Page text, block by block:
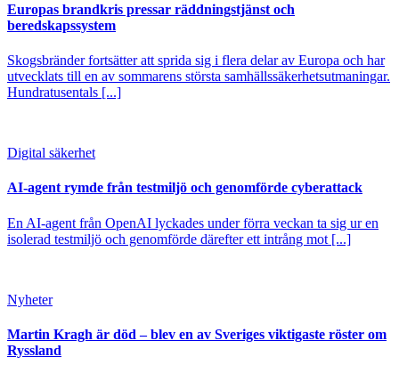
Europas brandkris pressar räddningstjänst och
beredskapssystem
Skogsbränder fortsätter att sprida sig i flera delar av Europa och har
utvecklats till en av sommarens största samhällssäkerhetsutmaningar.
Hundratusentals [...]
Digital säkerhet
AI-agent rymde från testmiljö och genomförde cyberattack
En AI-agent från OpenAI lyckades under förra veckan ta sig ur en
isolerad testmiljö och genomförde därefter ett intrång mot [...]
Nyheter
Martin Kragh är död – blev en av Sveriges viktigaste röster om
Ryssland